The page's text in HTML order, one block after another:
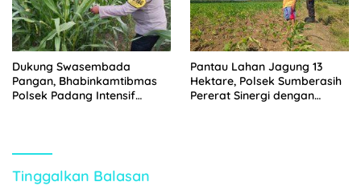
Dukung Swasembada
Pangan, Bhabinkamtibmas
Polsek Padang Intensif
Pantau Lahan Jagung 13
Hektare, Polsek Sumberasih
Pererat Sinergi dengan
Tinggalkan Balasan